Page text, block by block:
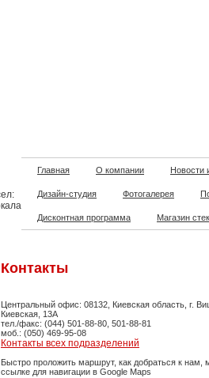
Главная О компании Новости
Дизайн-студия Фотогалерея
Дисконтная программа Магазин
Контакты
Центральный офис: 08132, Киевская область, г.
Киевская, 13А
тел./факс: (044) 501-88-80, 501-88-81
моб.: (050) 469-95-08
Контакты всех подразделений
Быстро проложить маршрут, как добраться к нам,
ссылке для навигации в Google Maps